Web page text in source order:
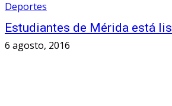
Deportes
Estudiantes de Mérida está
6 agosto, 2016